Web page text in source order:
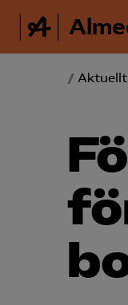
/ Aktuellt